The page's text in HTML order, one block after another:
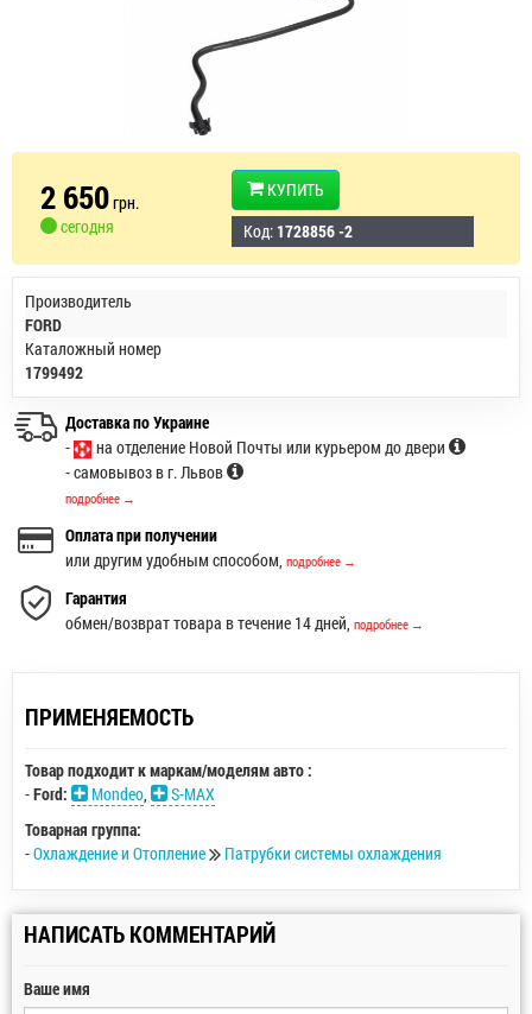
2 650грн.
сегодня
КУПИТЬ
Код: 1728856 -2
Производитель
FORD
Каталожный номер
1799492
Доставка по Украине
-
на отделение Новой Почты или курьером до двери
- самовывоз в г. Львов
подробнее →
Оплата при получении
или другим удобным способом, подробнее →
Гарантия
обмен/возврат товара в течение 14 дней, подробнее →
ПРИМЕНЯЕМОСТЬ
Товар подходит к маркам/моделям авто :
-Ford: Mondeo,
S-MAX
Товарная группа:
-Охлаждение и Отопление Патрубки системы охлаждения
НАПИСАТЬ КОММЕНТАРИЙ
Ваше имя